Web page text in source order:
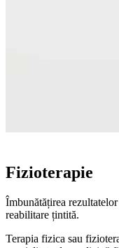
Fizioterapie
Îmbunătățirea
reabilitare țintită.
Terapia fizica sau